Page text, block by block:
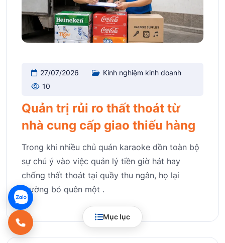
Mục lục
27/07/2026
Kinh nghiệm kinh doanh
10
Quản trị rủi ro thất thoát từ
nhà cung cấp giao thiếu hàng
Trong khi nhiều chủ quán karaoke dồn toàn bộ
sự chú ý vào việc quản lý tiền giờ hát hay
chống thất thoát tại quầy thu ngân, họ lại
thường bỏ quên một .